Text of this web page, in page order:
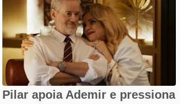
Pilar apoia Ademir e pressiona